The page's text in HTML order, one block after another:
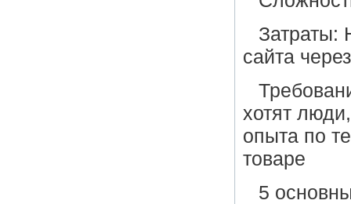
Затраты:
сайта
хотят
опыта по
товаре
5